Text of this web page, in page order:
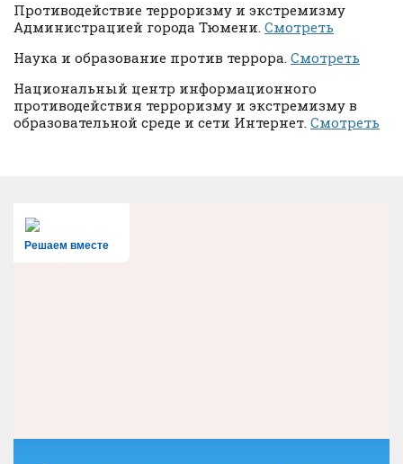
Противодействие терроризму и экстремизму
Администрацией города Тюмени. Смотреть
Наука и образование против террора. Смотреть
Национальный центр информационного
противодействия терроризму и экстремизму в
образовательной среде и сети Интернет. Смотреть
Решаем вместе